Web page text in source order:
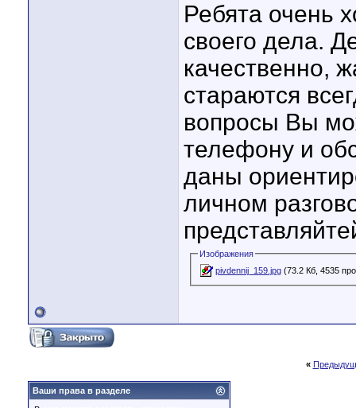
Ребята очень
своего дела.
качественно,
стараются
вопросы Вы
телефону и
даны
личном
Изображения
pivdennij_159.jpg (73.2 Кб, 4535
«
Ваши права в разделе